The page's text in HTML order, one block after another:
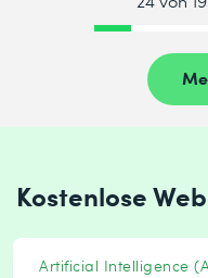
Kostenlose
Artificial Intelligence